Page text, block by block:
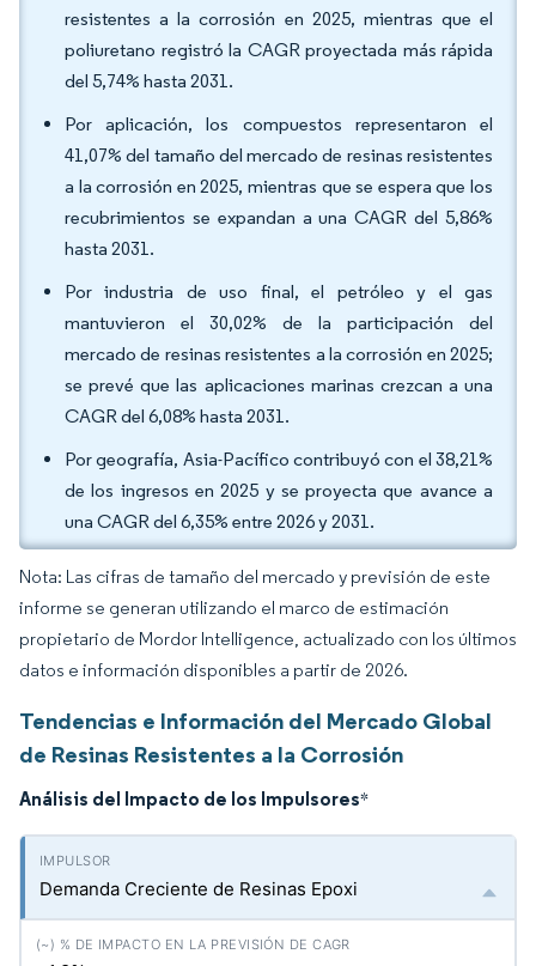
resistentes a la corrosión en 2025, mientras que el
poliuretano registró la CAGR proyectada más rápida
del 5,74% hasta 2031.
Por aplicación, los compuestos representaron el
41,07% del tamaño del mercado de resinas resistentes
a la corrosión en 2025, mientras que se espera que los
recubrimientos se expandan a una CAGR del 5,86%
hasta 2031.
Por industria de uso final, el petróleo y el gas
mantuvieron el 30,02% de la participación del
mercado de resinas resistentes a la corrosión en 2025;
se prevé que las aplicaciones marinas crezcan a una
CAGR del 6,08% hasta 2031.
Por geografía, Asia-Pacífico contribuyó con el 38,21%
de los ingresos en 2025 y se proyecta que avance a
una CAGR del 6,35% entre 2026 y 2031.
Nota: Las cifras de tamaño del mercado y previsión de este
informe se generan utilizando el marco de estimación
propietario de Mordor Intelligence, actualizado con los últimos
datos e información disponibles a partir de 2026.
Tendencias e Información del Mercado Global
de Resinas Resistentes a la Corrosión
Análisis del Impacto de los Impulsores*
Demanda Creciente de Resinas Epoxi